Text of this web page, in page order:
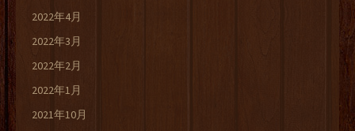
2022年4月
2022年3月
2022年2月
2022年1月
2021年10月